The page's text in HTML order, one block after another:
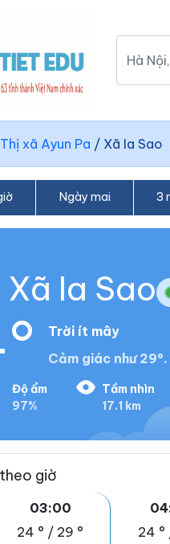
Thị xã Ayun Pa / Xã Ia Sao
Ngày mai 3
Ia Sao
Trời ít mây
Cảm giác như 29°.
Độ ẩm
97%
Tầm nhìn
17.1 km
giờ
03:00
24 ° / 29 °
24 °